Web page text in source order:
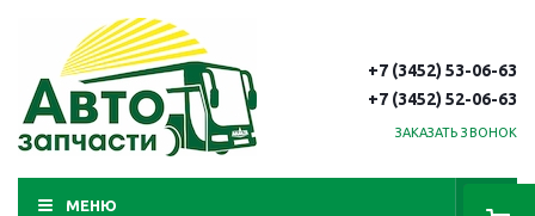
+7 (3452) 53-06-63
+7 (3452) 52-06-63
ЗАКАЗАТЬ ЗВОНОК
МЕНЮ